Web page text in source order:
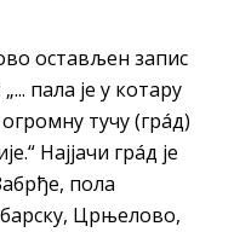
остављен запис
пала је у котару
тучу (грáд)
Најјачи грáд је
пола
Црњелово,